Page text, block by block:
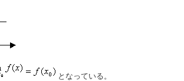
となっている。